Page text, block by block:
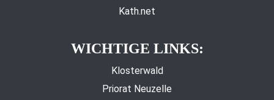
Kath.net
WICHTIGE LINKS:
Klosterwald
Priorat Neuzelle